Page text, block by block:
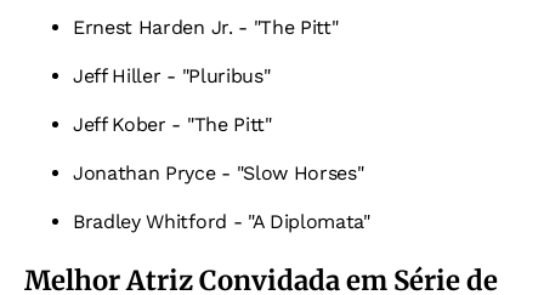
Ernest Harden Jr. - "The Pitt"
Jeff Hiller - "Pluribus"
Jeff Kober - "The Pitt"
Jonathan Pryce - "Slow Horses"
Bradley Whitford - "A Diplomata"
Melhor Atriz Convidada em Série de